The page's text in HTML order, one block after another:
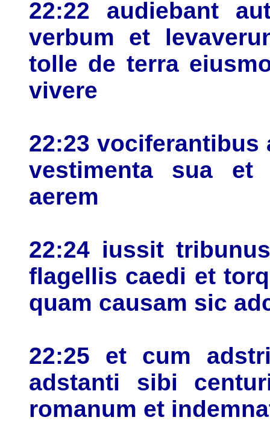
22:22 audiebant
verbum et
tolle de terra
vivere
22:23
vestimenta sua et
aerem
22:24 iussit
flagellis caedi et
quam causam sic
22:25 et cum
adstanti sibi
romanum et